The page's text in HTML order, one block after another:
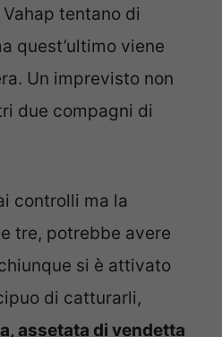
tentano di
quest’ultimo viene
Un imprevisto non
due compagni di
controlli ma la
tre, potrebbe avere
si è attivato
di catturarli,
assetata di vendetta